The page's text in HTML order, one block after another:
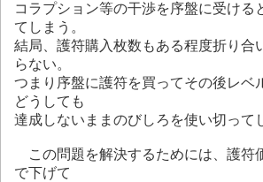
コラプション等の干渉を序盤に受ける
てしまう。
結局、護符購入枚数もある程度折り合
らない。
つまり序盤に護符を買ってその後レベ
どうしても
達成しないままのびしろを使い切って
この問題を解決するためには、護符
で下げて